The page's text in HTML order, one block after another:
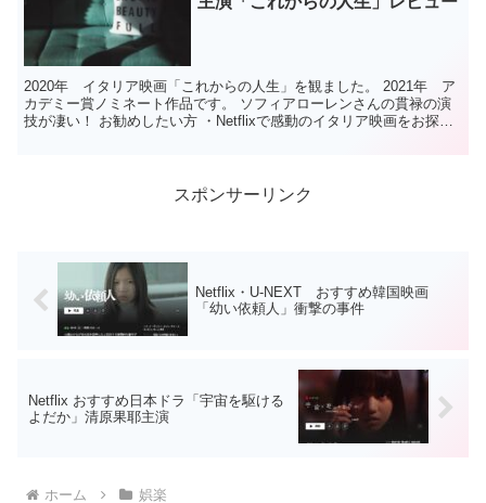
2020年 イタリア映画「これからの人生」を観ました。 2021年 ア
カデミー賞ノミネート作品です。 ソフィアローレンさんの貫禄の演
技が凄い！ お勧めしたい方 ・Netflixで感動のイタリア映画をお探し
スポンサーリンク
Netflix・U-NEXT おすすめ韓国映画
「幼い依頼人」衝撃の事件
Netflix おすすめ日本ドラ「宇宙を駆ける
よだか」清原果耶主演
ホーム 娯楽